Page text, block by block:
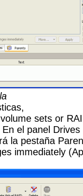
sets or
el panel
la pestaña
immediately